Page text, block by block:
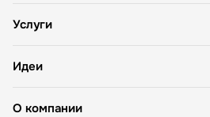
О компании
Услуги
Идеи